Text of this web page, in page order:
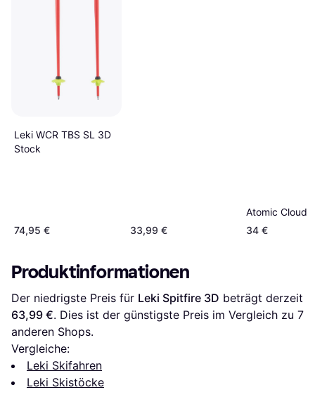
Leki WCR TBS SL 3D
Stock
74,95 € 33,99 €
Atomic Cloud
34 €
Produktinformationen
Der niedrigste Preis für Leki Spitfire 3D
63,99 €. Dies ist der günstigste Preis im Vergleich zu 7
anderen Shops.
Vergleiche:
Leki Skifahren
Leki Skistöcke